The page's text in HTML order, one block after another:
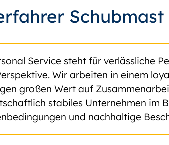
Service steht für verlässliche
Wir arbeiten in einem
großen Wert auf
stabiles Unternehmen im
und nachhaltige